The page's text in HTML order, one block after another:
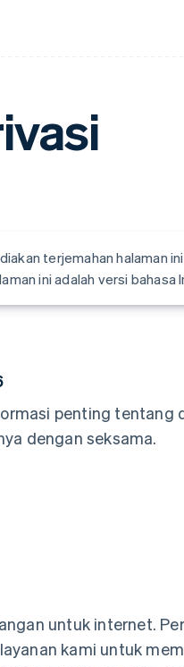
terjemahan halaman
ini adalah versi bahasa
penting tentang
dengan seksama.
untuk internet.
kami untuk